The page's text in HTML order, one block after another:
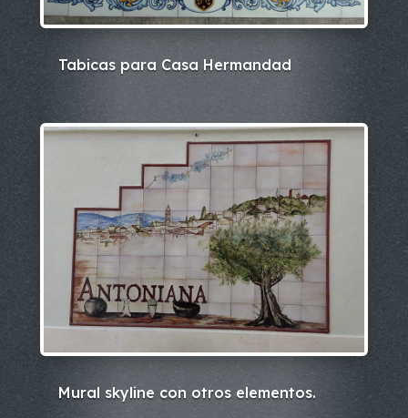
Tabicas para Casa Hermandad
Mural skyline con otros elementos.